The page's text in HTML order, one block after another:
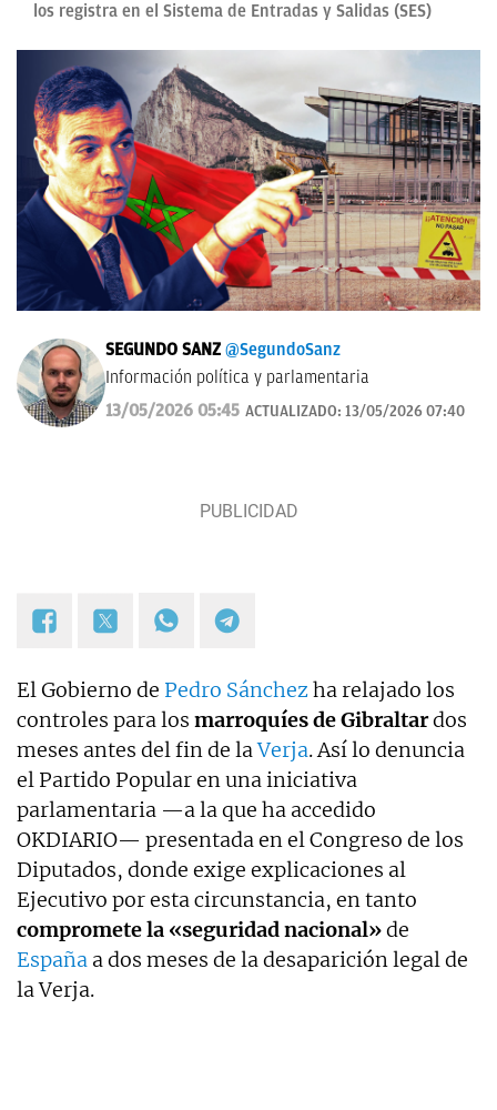
los registra en el Sistema de Entradas y Salidas (SES)
SEGUNDO SANZ @SegundoSanz
Información política y parlamentaria
13/05/2026 05:45 ACTUALIZADO: 13/05/2026 07:40
El Gobierno de Pedro Sánchezha relajado los
controles para los marroquíes de Gibraltardos
meses antes del fin de laVerja. Así lo denuncia
el Partido Popular en una iniciativa
parlamentaria —a la que ha accedido
OKDIARIO— presentada en el Congreso de los
Diputados, donde exige explicaciones al
Ejecutivo por esta circunstancia, en tanto
compromete la «seguridad nacional»de
España a dos meses de la desaparición legal de
la Verja.